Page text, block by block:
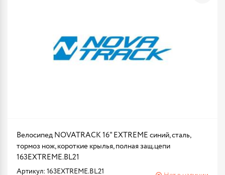
Велосипед NOVATRACK 16" EXTREME синий, сталь,
тормоз нож, короткие крылья, полная защ.цепи
163EXTREME.BL21
Артикул: 163EXTREME.BL21